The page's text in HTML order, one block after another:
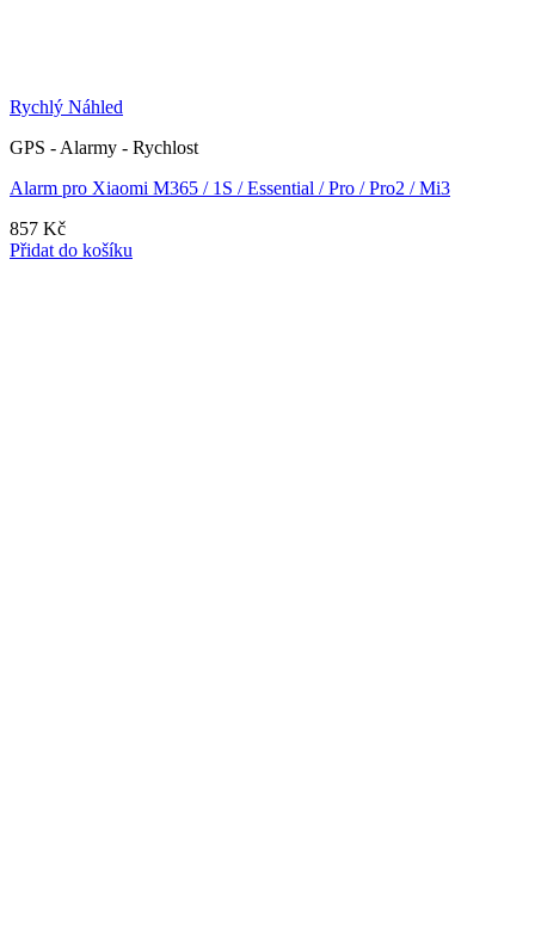
Rychlý Náhled
GPS - Alarmy - Rychlost
Alarm pro Xiaomi M365 / 1S / Essential / Pro / Pro2 / Mi3
857 Kč
Přidat do košíku